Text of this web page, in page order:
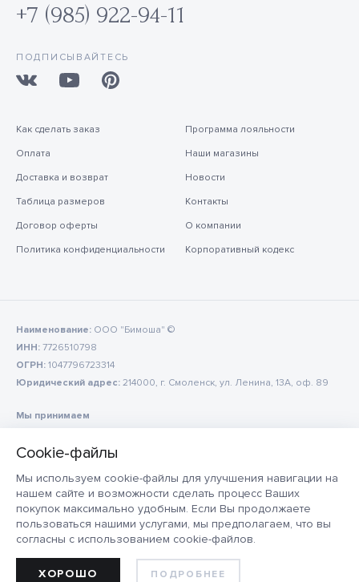
Мы используем cookie-файлы для улучшения навигации на
нашем сайте и возможности сделать процесс Ваших
покупок максимально удобным. Если Вы продолжаете
пользоваться нашими услугами, мы предполагаем, что вы
согласны с использованием cookie-файлов.
ПОДРОБНЕЕ
ХОРОШО
+7 (985) 922-94-11
ПОДПИСЫВАЙТЕСЬ
Как сделать заказ
Оплата
Доставка и возврат
Таблица размеров
Договор оферты
Политика конфиденциальности
Программа лояльности
Наши магазины
Новости
Контакты
О компании
Корпоративный кодекс
Наименование: ООО "Бимоша" ©
ИНН: 7726510798
ОГРН: 1047796723314
Юридический адрес: 214000, г. Смоленск, ул. Ленина, 13А, оф. 89
Мы принимаем